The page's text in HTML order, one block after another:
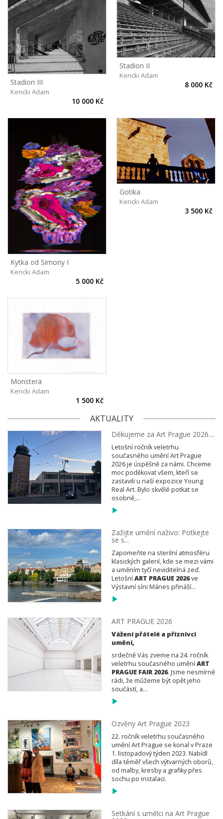
Stadion III
Kencki Adam
10 000 Kč
Stadion II
Kencki Adam
8 000 Kč
Kytka od Simony I
Kencki Adam
5 000 Kč
Gotika
Kencki Adam
3 500 Kč
Monstera
Kencki Adam
1 500 Kč
AKTUALITY
Děkujeme za Art Prague 2026....
Letošní ročník veletrhu
současného umění Art Prague
2026 je úspěšně za námi. Chceme
moc poděkovat všem, kteří se
zastavili u naší expozice Young
Real Art. Bylo skvělé potkat se
osobně,...
Zažijte umění naživo: Potkejte
se s...
Zapomeňte na sterilní atmosféru
klasických galerií, kde se mezi vámi
a uměním tyčí neviditelná zeď.
LetošníART PRAGUE 2026ve
Výstavní síni Mánes přináší...
ART PRAGUE 2026
Vážení přátelé a příznivci
umění,
srdečně Vás zveme na 24. ročník
veletrhu současného uměníART
PRAGUE FAIR 2026. Jsme nesmírně
rádi, že můžeme být opět jeho
součástí, a...
Ozvěny Art Prague 2023
22. ročník veletrhu současného
umění Art Prague se konal v Praze
1. listopadový týden 2023. Nabídl
díla téměř všech výtvarných oborů,
od malby, kresby a grafiky přes
sochu po instalaci.
Setkání s umělci na Art Prague